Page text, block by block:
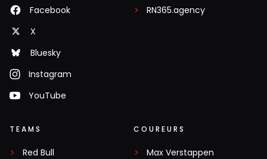
Facebook
X
Bluesky
Instagram
YouTube
RN365.agency
TEAMS
Red Bull
COUREURS
Max Verstappen